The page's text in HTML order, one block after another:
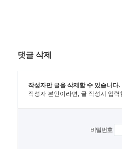
댓글 삭제
작성자만 글을 삭제할 수 있습니다.
작성자 본인이라면, 글 작성시 입
비밀번호